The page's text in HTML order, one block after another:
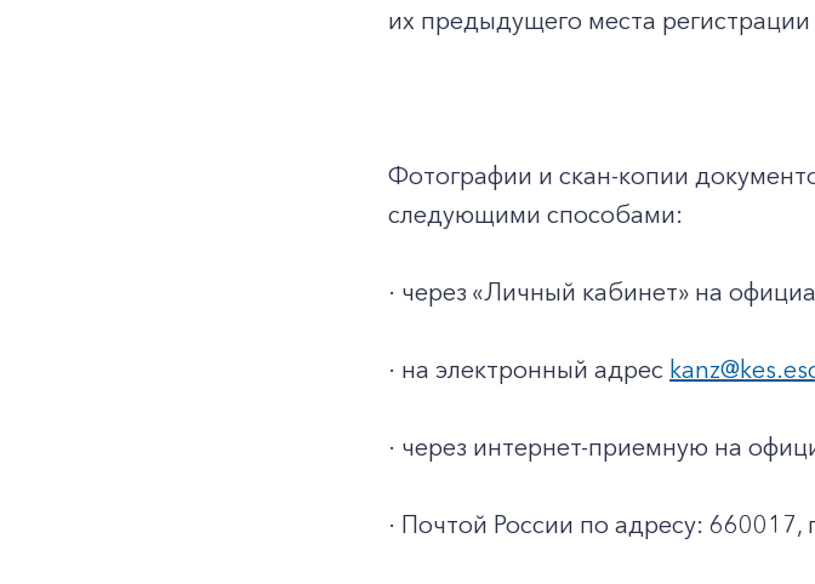
их предыдущего места
Фотографии и скан-копии
следующими способами:
· через «Личный кабинет» на
· на электронный адрес
· через интернет-приемную на
· Почтой России по адресу: